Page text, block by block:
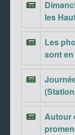
les
Les
sont
Autour